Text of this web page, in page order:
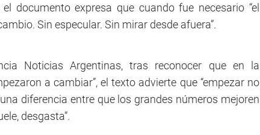
documento expresa que cuando fue necesario “el
Sin especular. Sin mirar desde afuera”.
Noticias Argentinas, tras reconocer que en la
a cambiar”, el texto advierte que “empezar no
diferencia entre que los grandes números mejoren
desgasta”.